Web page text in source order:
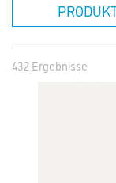
432 Ergebnisse